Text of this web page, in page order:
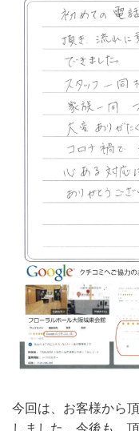
今回は、お客様から
しました。今後も、